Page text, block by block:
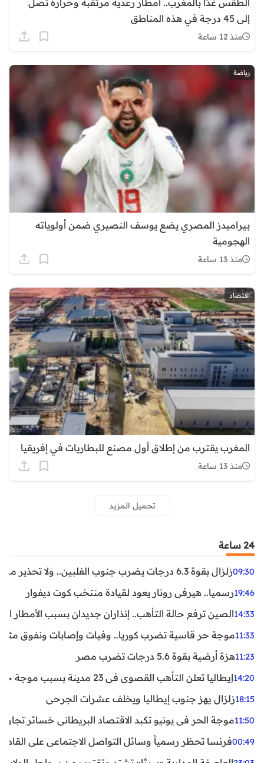
إلى 45 درجة في هذه المناطق
منذ 12 ساعة
رياضة
بيراميدز المصري يضع يوسف النصيري ضمن أولوياته
الهجومية
منذ 13 ساعة
اقتصاد
المغرب يقترب من إطلاق أول مصنع للبطاريات في إفريقيا
منذ 13 ساعة
تحميل المزيد
24 ساعة
09:30زلزال بقوة 6.3 درجات يضرب جنوب الفلبين.. ولا تحذير من تسونامي حتى الآن
19:46رسميا.. هيرفي رونار يعود لقيادة منتخب كوت ديفوار
14:33الصين ترفع حالة التأهب.. إنذاران جديدان بسبب الأمطار
11:33موجة حر قاسية تضرب كوريا.. وفيات وإصابات ونفوق مئات
11:23هزة أرضية بقوة 5.6 درجات تضرب مصر
14:20إيطاليا تعلن التأهب القصوى في 23 مدينة بسبب موجة حر شديدة
18:15زلزال يهز جنوب إيطاليا ويخلف عشرات الجرحى
11:50موجة الحر في يونيو تكبد الاقتصاد البريطاني خسائر تجاوزت 1.5 مليار
00:49فرنسا تحظر رسمياً وسائل التواصل الاجتماعي على القاصرين